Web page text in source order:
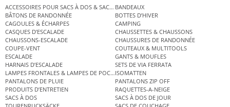
ACCESSOIRES POUR SACS À DOS & SACS ÉTANCHES
BANDEAUX
BÂTONS DE RANDONNÉE
BOTTES D’HIVER
CAGOULES & ÉCHARPES
CAMPING
CASQUES D’ESCALADE
CHAUSSETTES & CHAUSSONS
CHAUSSONS-ESCALADE
CHAUSSURES DE RANDONNÉE
COUPE-VENT
COUTEAUX & MULTITOOLS
ESCALADE
GANTS & MOUFLES
HARNAIS D’ESCALADE
SETS DE VIA FERRATA
LAMPES FRONTALES & LAMPES DE POCHEISOMATTEN
PANTALONS DE PLUIE
PANTALONS ZIP OFF
PRODUITS D’ENTRETIEN
RAQUETTES-A-NEIGE
SACS À DOS
SACS À DOS DE JOUR